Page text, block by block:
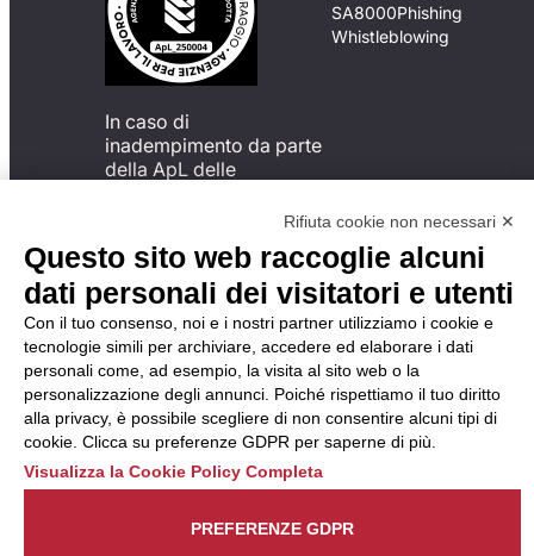
In caso di
inadempimento da parte
della ApL delle
del Codice di Condotta, è
possibile presentare un
reclamo
all’Organismo di
Monitoraggio utilizzando
una delle modalità
descritte al seguente
indirizzo web
https://odm-
agenzielavoro.it/reclami/ .
SA8000Phishing
Whistleblowing
Rifiuta cookie non necessari ✕
Questo sito web raccoglie alcuni
dati personali dei visitatori e utenti
Con il tuo consenso, noi e i nostri partner utilizziamo i cookie e
tecnologie simili per archiviare, accedere ed elaborare i dati
personali come, ad esempio, la visita al sito web o la
personalizzazione degli annunci. Poiché rispettiamo il tuo diritto
alla privacy, è possibile scegliere di non consentire alcuni tipi di
cookie. Clicca su preferenze GDPR per saperne di più.
Visualizza la Cookie Policy Completa
PREFERENZE GDPR